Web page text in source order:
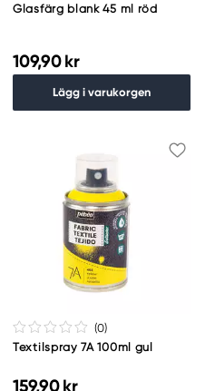
Glasfärg blank 45 ml röd
109,90 kr
Lägg i varukorgen
(0)
Textilspray 7A 100ml gul
159,90 kr